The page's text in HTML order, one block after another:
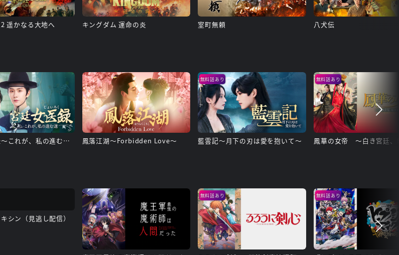
遥かなる大地へ キングダム 運命の炎 室町無頼 八犬伝
宮廷女医録～これが、私の進む道～ 鳳落江湖～Forbidden Love～
無料話あり
藍雲記～月下の刃は愛を抱いて～
無料話あり
シン（見逃し配信）
無料話あり 無料話あり